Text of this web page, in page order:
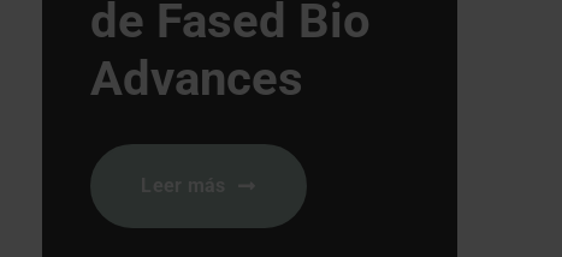
de Fased Bio
Advances